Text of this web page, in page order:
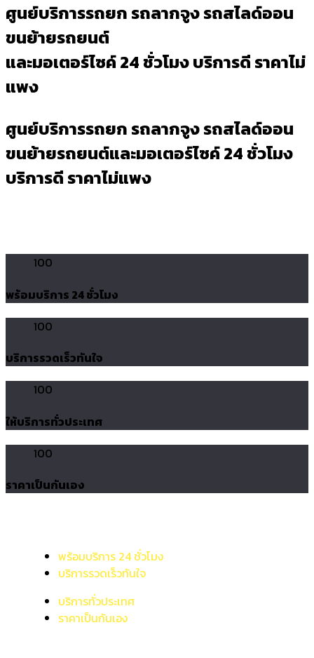
ศูนย์บริการรถยก รถลากจูง รถสไลด์ออน
ขนย้ายรถยนต์
และมอเตอร์ไซค์ 24 ชั่วโมง บริการดี ราคาไม่
แพง
ศูนย์บริการรถยก รถลากจูง รถสไลด์ออน
ขนย้ายรถยนต์และมอเตอร์ไซค์ 24 ชั่วโมง
บริการดี ราคาไม่แพง
100
พร้อมบริการ 24 ชั่วโมง
100
บริการรวดเร็วทันใจ
100
ให้บริการทั่วประเทศ
100
ราคาเป็นกันเอง
พร้อมบริการ 24 ชั่วโมง
บริการรวดเร็วทันใจ
บริการทั่วประเทศ
ราคาเป็นกันเอง